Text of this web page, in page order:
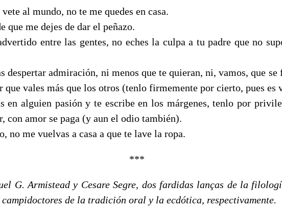
al mundo, no te me quedes en casa.
que me dejes de dar el peñazo.
entre las gentes, no eches la culpa a tu padre que no
despertar admiración, ni menos que te quieran, ni, vamos, que
que vales más que los otros (tenlo firmemente por cierto, pues es
en alguien pasión y te escribe en los márgenes, tenlo por
con amor se paga (y aun el odio también).
no me vuelvas a casa a que te lave la ropa.
***
G. Armistead y Cesare Segre, dos fardidas lanças de la
de la tradición oral y la ecdótica, respectivamente.